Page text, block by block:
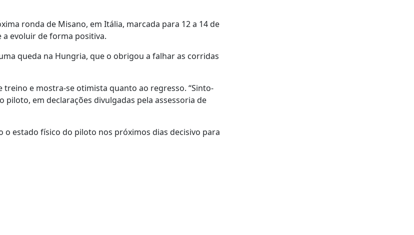
ronda de Misano, em Itália, marcada para 12 a 14 de
evoluir de forma positiva.
queda na Hungria, que o obrigou a falhar as corridas
e mostra-se otimista quanto ao regresso. “Sinto-
em declarações divulgadas pela assessoria de
estado físico do piloto nos próximos dias decisivo para